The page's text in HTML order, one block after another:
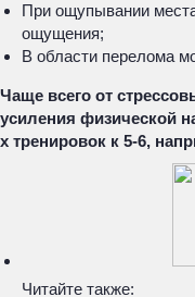
При ощупывании
ощущения;
В области перелома
Чаще всего от
усиления физической
х тренировок к 5-6,
Читайте также: